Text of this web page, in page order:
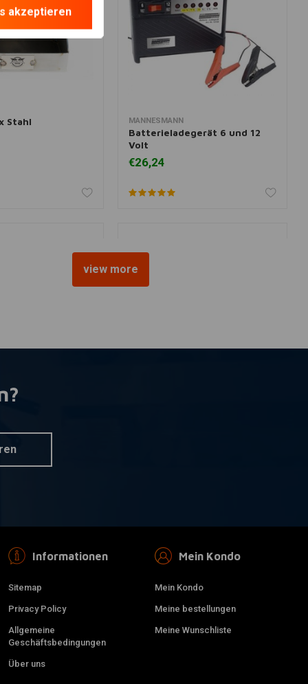
hinzufügen
Stahl Zum Warenkorb hinzufügen
MANNESMANN
Batterieladegerät 6 und 12
Volt
€26,24
view more
Informationen
Sitemap
Privacy Policy
Allgemeine
Geschäftsbedingungen
Über uns
Mein Kondo
Mein Kondo
Meine bestellungen
Meine Wunschliste
akzeptieren